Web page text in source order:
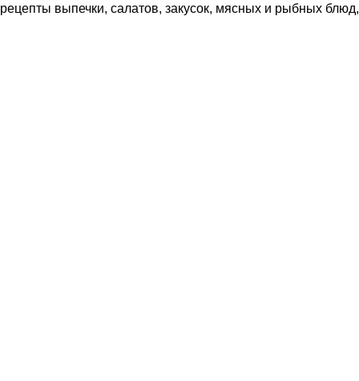
рецепты выпечки, салатов, закусок, мясных и рыбных